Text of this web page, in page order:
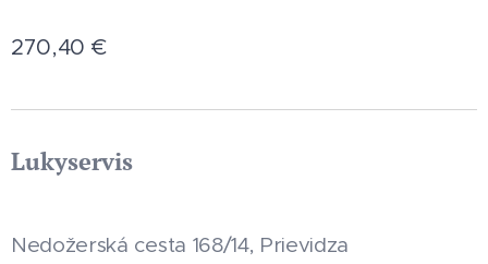
270,40 €
Lukyservis
Nedožerská cesta 168/14, Prievidza